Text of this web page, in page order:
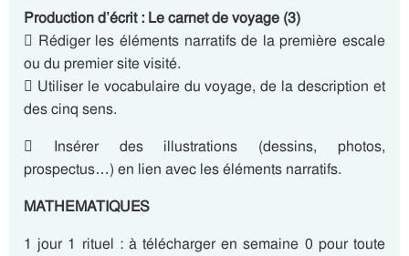
Production d’écrit : Le carnet de voyage (3)
 Rédiger les éléments narratifs de la première escale
ou du premier site visité.
 Utiliser le vocabulaire du voyage, de la description et
des cinq sens.
 Insérer des illustrations (dessins, photos,
prospectus…) en lien avec les éléments narratifs.
MATHEMATIQUES
1 jour 1 rituel : à télécharger en semaine 0 pour toute